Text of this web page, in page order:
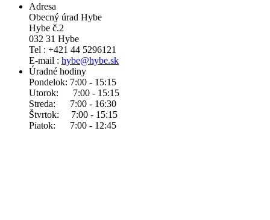
Adresa
Obecný úrad Hybe
Hybe č.2
032 31 Hybe
Tel : +421 44 5296121
E-mail : hybe@hybe.sk
Úradné hodiny
Pondelok: 7:00 - 15:15
Utorok: 7:00 - 15:15
Streda: 7:00 - 16:30
Štvrtok: 7:00 - 15:15
Piatok: 7:00 - 12:45